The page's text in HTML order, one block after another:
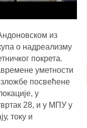
из
о надреализму
покрета.
уметности
посвећене
у
28, и у МПУ у
току и